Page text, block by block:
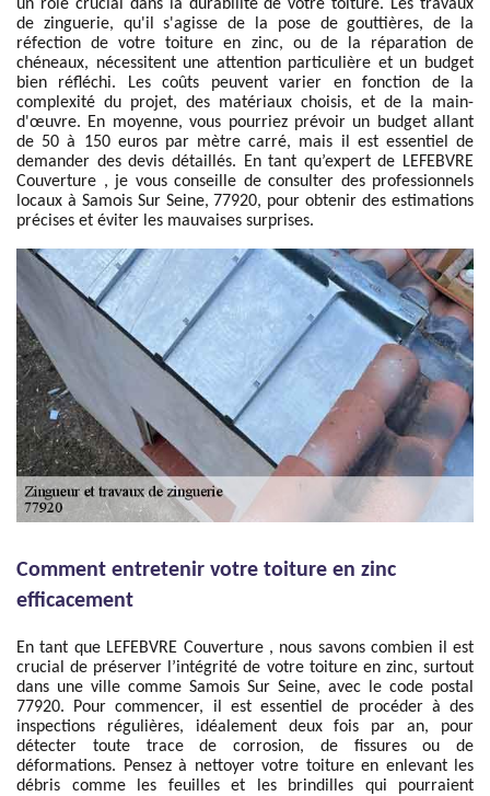
un rôle crucial dans la durabilité de votre toiture. Les travaux
de zinguerie, qu'il s'agisse de la pose de gouttières, de la
réfection de votre toiture en zinc, ou de la réparation de
chéneaux, nécessitent une attention particulière et un budget
bien réfléchi. Les coûts peuvent varier en fonction de la
complexité du projet, des matériaux choisis, et de la main-
d'œuvre. En moyenne, vous pourriez prévoir un budget allant
de 50 à 150 euros par mètre carré, mais il est essentiel de
demander des devis détaillés. En tant qu’expert de LEFEBVRE
Couverture , je vous conseille de consulter des professionnels
locaux à Samois Sur Seine, 77920, pour obtenir des estimations
précises et éviter les mauvaises surprises.
Comment entretenir votre toiture en zinc
efficacement
En tant que LEFEBVRE Couverture , nous savons combien il est
crucial de préserver l’intégrité de votre toiture en zinc, surtout
dans une ville comme Samois Sur Seine, avec le code postal
77920. Pour commencer, il est essentiel de procéder à des
inspections régulières, idéalement deux fois par an, pour
détecter toute trace de corrosion, de fissures ou de
déformations. Pensez à nettoyer votre toiture en enlevant les
débris comme les feuilles et les brindilles qui pourraient